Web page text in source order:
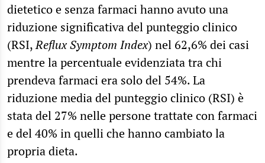
dietetico e senza farmaci hanno avuto una
riduzione significativa del punteggio clinico
(RSI,Reflux Symptom Index) nel 62,6% dei casi
mentre la percentuale evidenziata tra chi
prendeva farmaci era solo del 54%. La
riduzione media del punteggio clinico (RSI) è
stata del 27% nelle persone trattate con farmaci
e del 40% in quelli che hanno cambiato la
propria dieta.